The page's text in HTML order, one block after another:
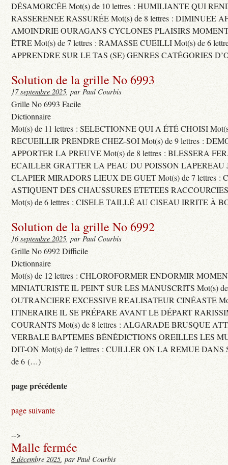
DÉSAMORCÉE Mot(s) de 10 lettres : HUMILIANTE QUI
RASSERENEE RASSURÉE Mot(s) de 8 lettres : DIMINUEE
AMOINDRIE OURAGANS CYCLONES PLAISIRS
ÊTRE Mot(s) de 7 lettres : RAMASSE CUEILLI Mot(s) de 6
APPRENDRE SUR LE TAS (SE) GENRES CATÉGORIES
Solution de la grille No 6993
17 septembre 2025, par Paul Courbis
Grille No 6993 Facile
Dictionnaire
Mot(s) de 11 lettres : SELECTIONNE QUI A ÉTÉ CHOISI
RECUEILLIR PRENDRE CHEZ-SOI Mot(s) de 9 lettres :
APPORTER LA PREUVE Mot(s) de 8 lettres : BLESSERA
ECAILLER GRATTER LA PEAU DU POISSON LAPEREAU
CLAPIER MIRADORS LIEUX DE GUET Mot(s) de 7 lettres :
ASTIQUENT DES CHAUSSURES ETETEES
Mot(s) de 6 lettres : CISELE TAILLÉ AU CISEAU IRRITE À
Solution de la grille No 6992
16 septembre 2025, par Paul Courbis
Grille No 6992 Difficile
Dictionnaire
Mot(s) de 12 lettres : CHLOROFORMER ENDORMIR
MINIATURISTE IL PEINT SUR LES MANUSCRITS Mot(s) de
OUTRANCIERE EXCESSIVE REALISATEUR CINÉASTE
ITINERAIRE IL SE PRÉPARE AVANT LE DÉPART
COURANTS Mot(s) de 8 lettres : ALGARADE BRUSQUE
VERBALE BAPTEMES BÉNÉDICTIONS OREILLES LES
DIT-ON Mot(s) de 7 lettres : CUILLER ON LA REMUE DANS
de 6 (…)
page précédente
page suivante
-->
Malle fermée
8 décembre 2025, par Paul Courbis